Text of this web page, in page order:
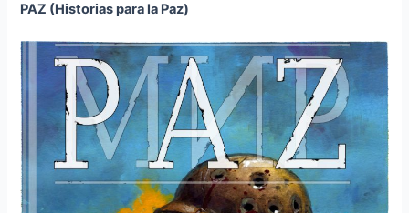
PAZ (Historias para la Paz)